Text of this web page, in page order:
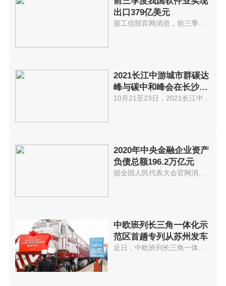
出口379亿美元
2021长江中游城市群碳达
峰与碳中和峰会在长沙举
办
2020年中央金融企业资产
负债总额196.2万亿元
中欧班列长三角一体化示
范区首趟专列从苏州发车